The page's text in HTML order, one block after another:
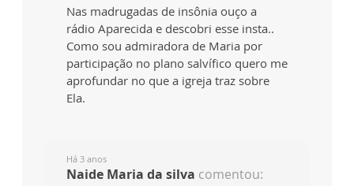
Nas madrugadas de insônia ouço a
rádio Aparecida e descobri esse insta..
Como sou admiradora de Maria por
participação no plano salvífico quero me
aprofundar no que a igreja traz sobre
Ela.
Há 3 anos
Naide Maria da silva comentou: